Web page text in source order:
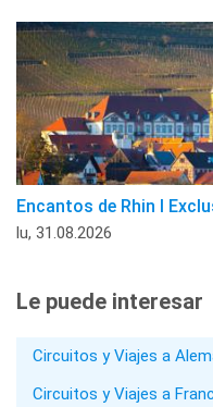
Encantos de Rhin I
lu, 31.08.2026
Le puede interesar
Circuitos y Viajes a
Circuitos y Viajes a